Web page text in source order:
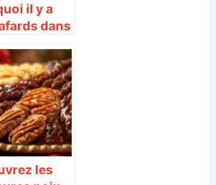
il y a
dans
les